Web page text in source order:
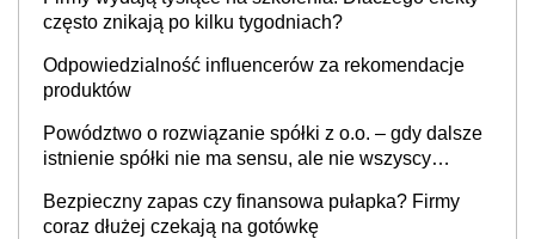
często znikają po kilku tygodniach?
Odpowiedzialność influencerów za rekomendacje
produktów
Powództwo o rozwiązanie spółki z o.o. – gdy dalsze
istnienie spółki nie ma sensu, ale nie wszyscy
Bezpieczny zapas czy finansowa pułapka? Firmy
coraz dłużej czekają na gotówkę